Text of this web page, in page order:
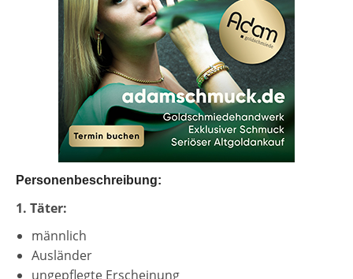
Personenbeschreibung:
1. Täter:
männlich
Ausländer
ungepflegte Erscheinung